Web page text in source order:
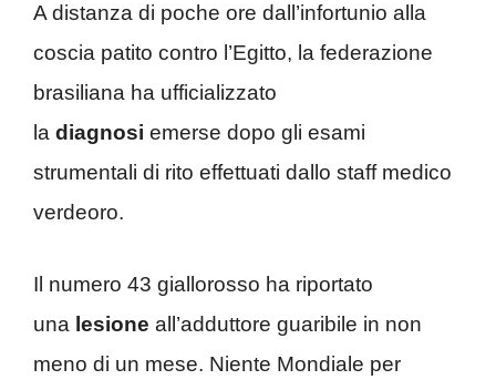
A distanza di poche ore dall’infortunio alla
coscia patito contro l’Egitto, la federazione
brasiliana ha ufficializzato
la diagnosi emerse dopo gli esami
strumentali di rito effettuati dallo staff medico
verdeoro.
Il numero 43 giallorosso ha riportato
una lesione all’adduttore guaribile in non
meno di un mese. Niente Mondiale per